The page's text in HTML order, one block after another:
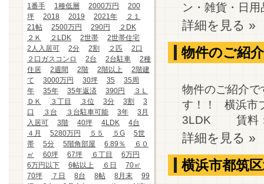
1番手
1種低層 2000万円
200
坪
2018 2019 2021年
２１
21帖
2500万円 290円
２DK
２Ｋ
２LDK 2世帯
2世帯住宅
2人入居可
2分 2割 ２匹
2口
２口ガスコンロ
2台 2台駐車
2種
住居
2週間 2階 2階以上
2階建
て
3000万円 30坪 35
35周
年
35年 35年返済 390円
３Ｌ
ＤＫ
３丁目 ３位 3分 3割
3
口
３台 ３台駐車可能 3年
3月
入居可
3階 40坪 4LDK
4台
４月
5280万円 ５５ ５G
5世
帯
5分 5階角部屋 6.89％
６０
㎡
60坪 67坪 ６丁目
6万円
6万円以下
6帖以上 ６日
70㎡
70坪
７日 8台 8帖 8月末
99
ン・雑貨・日
詳細を見る »
物件のご紹
物件のご紹介
す！！ 横浜市
3LDK 賃料：
詳細を見る »
横浜市都筑